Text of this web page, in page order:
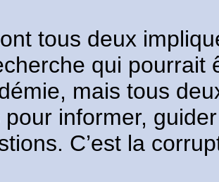
tous deux
qui pourrait
mais tous
pour informer,
C’est la